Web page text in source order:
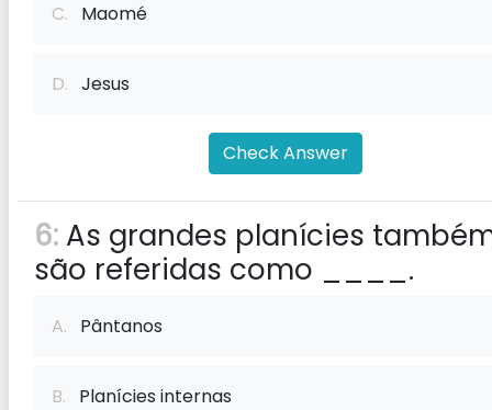
C. Maomé
D. Jesus
Check Answer
6: As grandes planícies
são referidas como ____.
A. Pântanos
B. Planícies internas